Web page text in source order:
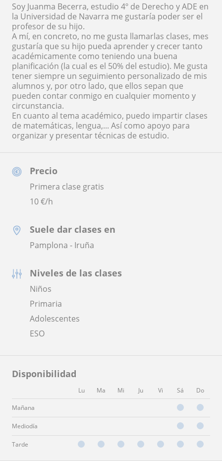
Precio
Primera clase gratis
10€/h
Suele dar clases en
Pamplona - Iruña
Niveles de las clases
Niños
Primaria
Adolescentes
ESO
Disponibilidad
Lu Ma Mi Ju Vi Sá Do
Mañana
Mediodía
Tarde
Soy Juanma Becerra, estudio 4º de Derecho y ADE en
la Universidad de Navarra me gustaría poder ser el
profesor de su hijo.
A mí, en concreto, no me gusta llamarlas clases, mes
gustaría que su hijo pueda aprender y crecer tanto
académicamente como teniendo una buena
planificación (la cual es el 50% del estudio). Me gusta
tener siempre un seguimiento personalizado de mis
alumnos y, por otro lado, que ellos sepan que
pueden contar conmigo en cualquier momento y
circunstancia.
En cuanto al tema académico, puedo impartir clases
de matemáticas, lengua,... Así como apoyo para
organizar y presentar técnicas de estudio.